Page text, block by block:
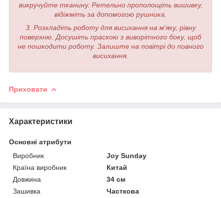
викручуйте тканину. Ретельно прополощіть вишивку,
відіжміть за допомогою рушника.
3. Розкладіть роботу для висихання на м'яку, рівну
поверхню. Досушіть праскою з виворітного боку, щоб
не пошкодити роботу. Залиште на повітрі до повного
висихання.
Приховати
Характеристики
Основні атрибути
Виробник
Joy Sunday
Країна виробник
Китай
Довжина
34 см
Зашивка
Часткова